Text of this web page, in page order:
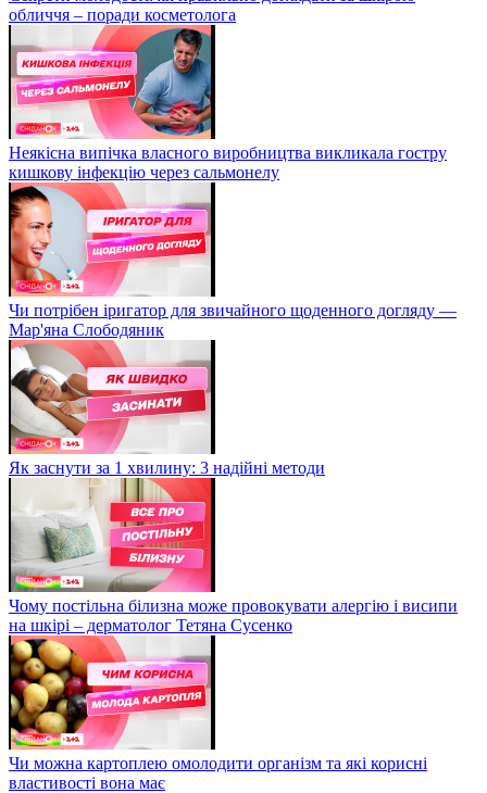
обличчя – поради косметолога
Неякісна випічка власного виробництва викликала гостру
кишкову інфекцію через сальмонелу
Чи потрібен іригатор для звичайного щоденного догляду —
Мар'яна Слободяник
Як заснути за 1 хвилину: 3 надійні методи
Чому постільна білизна може провокувати алергію і висипи
на шкірі – дерматолог Тетяна Сусенко
Чи можна картоплею омолодити організм та які корисні
властивості вона має